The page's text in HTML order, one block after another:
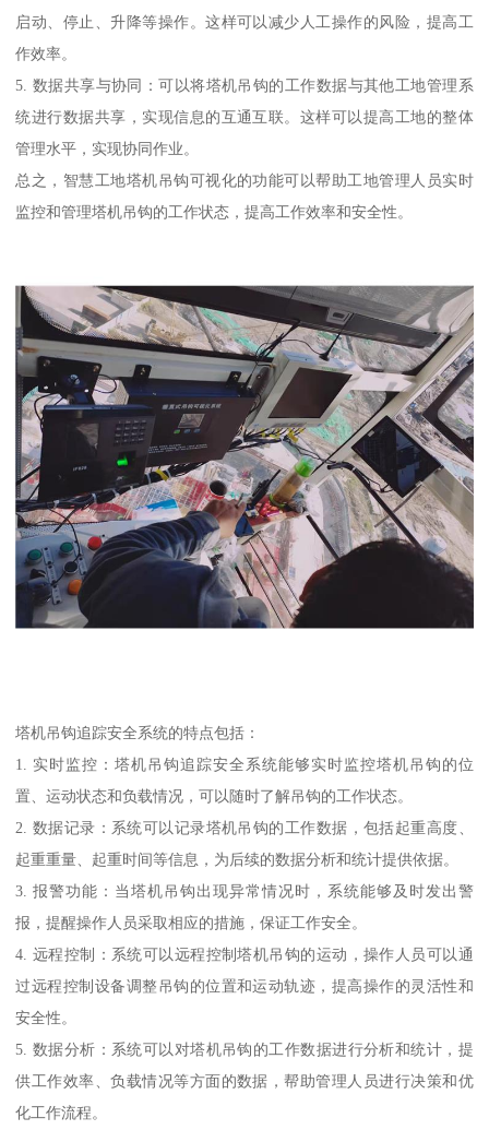
启动、停止、升降等操作。这样可以减少人工操作的风险，提高工
作效率。
5. 数据共享与协同：可以将塔机吊钩的工作数据与其他工地管理系
统进行数据共享，实现信息的互通互联。这样可以提高工地的整体
管理水平，实现协同作业。
总之，智慧工地塔机吊钩可视化的功能可以帮助工地管理人员实时
监控和管理塔机吊钩的工作状态，提高工作效率和安全性。
塔机吊钩追踪安全系统的特点包括：
1. 实时监控：塔机吊钩追踪安全系统能够实时监控塔机吊钩的位
置、运动状态和负载情况，可以随时了解吊钩的工作状态。
2. 数据记录：系统可以记录塔机吊钩的工作数据，包括起重高度、
起重重量、起重时间等信息，为后续的数据分析和统计提供依据。
3. 报警功能：当塔机吊钩出现异常情况时，系统能够及时发出警
报，提醒操作人员采取相应的措施，保证工作安全。
4. 远程控制：系统可以远程控制塔机吊钩的运动，操作人员可以通
过远程控制设备调整吊钩的位置和运动轨迹，提高操作的灵活性和
安全性。
5. 数据分析：系统可以对塔机吊钩的工作数据进行分析和统计，提
供工作效率、负载情况等方面的数据，帮助管理人员进行决策和优
化工作流程。